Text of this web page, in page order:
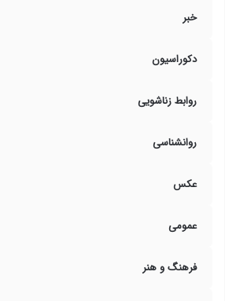
خبر
دکوراسیون
روابط زناشویی
روانشناسی
عکس
عمومی
فرهنگ و هنر